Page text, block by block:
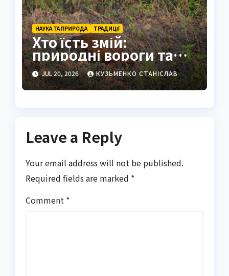
НАУКА ТА ПРИРОДА ТРАДИЦІЇ
Хто їсть змій:
природні вороги та
людські традиції
JUL 20, 2026 КУЗЬМЕНКО СТАНІСЛАВ
Leave a Reply
Your email address will not be published.
Required fields are marked *
Comment *